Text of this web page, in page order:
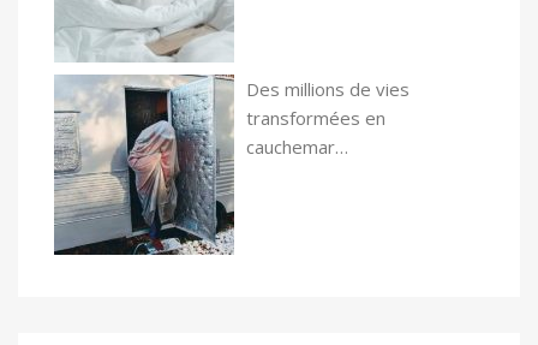
Des millions de vies
transformées en
cauchemar…